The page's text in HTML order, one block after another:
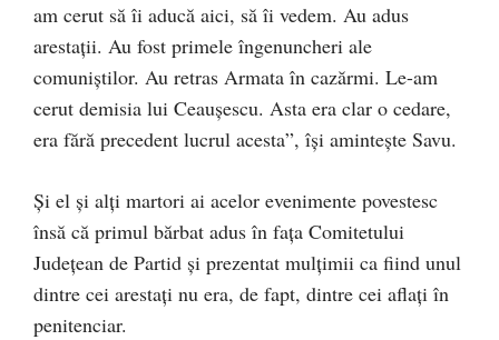
am cerut să îi aducă aici, să îi vedem. Au adus
arestații. Au fost primele îngenuncheri ale
comuniștilor. Au retras Armata în cazărmi. Le-am
cerut demisia lui Ceaușescu. Asta era clar o cedare,
era fără precedent lucrul acesta”, îşi aminteşte Savu.
Şi el şi alţi martori ai acelor evenimente povestesc
însă că primul bărbat adus în faţa Comitetului
Judeţean de Partid şi prezentat mulţimii ca fiind unul
dintre cei arestaţi nu era, de fapt, dintre cei aflaţi în
penitenciar.